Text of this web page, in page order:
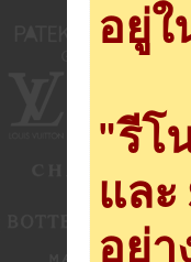
อยู่ใ
"รีโ
และ
อย่า